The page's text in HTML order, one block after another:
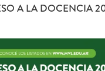
A LA DOCENCIA